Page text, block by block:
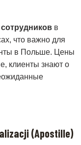
в
что важно для
в Польше. Цены
клиенты знают о
(Apostille)